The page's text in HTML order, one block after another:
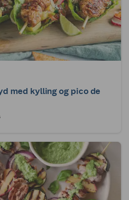
med kylling og pico de